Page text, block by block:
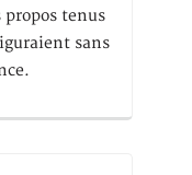
tenus
sans